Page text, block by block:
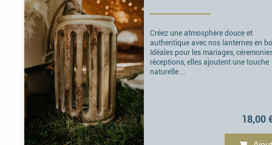
Créez une atmosphère douce et
authentique avec nos lanternes en
Idéales pour les mariages,
réceptions, elles ajoutent une touche
naturelle ...
18,00